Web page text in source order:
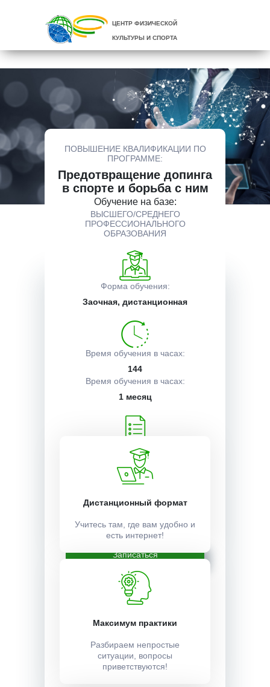
ЦЕНТР ФИЗИЧЕСКОЙ
КУЛЬТУРЫ И СПОРТА
ПОВЫШЕНИЕ КВАЛИФИКАЦИИ ПО
ПРОГРАММЕ:
Предотвращение допинга
в спорте и борьба с ним
Обучение на базе:
ВЫСШЕГО/СРЕДНЕГО
ПРОФЕССИОНАЛЬНОГО
ОБРАЗОВАНИЯ
Форма обучения:
Заочная, дистанционная
Время обучения в часах:
144
Время обучения в часах:
1 месяц
Учебный план:
Получить
Стоимость:
5500 ₽
Записаться
Описание курса
Получаемые документы
Условия поступления
Дистанционный формат
Учитесь там, где вам удобно и
есть интернет!
Максимум практики
Разбираем непростые
ситуации, вопросы
приветствуются!